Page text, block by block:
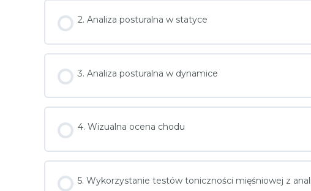
2. Analiza posturalna w statyce
3. Analiza posturalna w dynamice
4. Wizualna ocena chodu
5. Wykorzystanie testów toniczności mięśniowej z